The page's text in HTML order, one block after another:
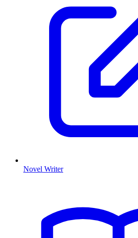
Novel Writer